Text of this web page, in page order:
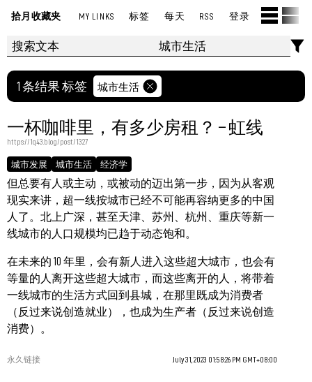
拾月收藏夹 MY LINKS 标签 每天 RSS 登录
1 条结果 标签 城市生活
一杯咖啡里，有多少房租？ – 虹线
https://1q43.blog/post/1327
城市发展 城市生活 经济学
但总要有人或主动，或被动的迈出第一步，因为从客观
现实来讲，超一线按城市已经不可能再容纳更多的中国
人了。北上广深，甚至天津、苏州、杭州、重庆等新一
线城市的人口规模均已趋于动态饱和。
在未来的 10 年里，会有新人进入这些超大城市，也会有
等量的人离开这些超大城市，而这些离开的人，将带着
一线城市的生活方式回到县城，在那里既成为消费者
（反过来说创造就业），也成为生产者（反过来说创造
消费）。
永久链接 July 31, 2023 01:58:26 PM GMT+08:00